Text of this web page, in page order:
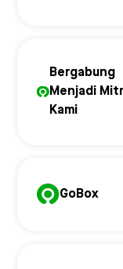
Bergabung
Menjadi
Kami
GoBox